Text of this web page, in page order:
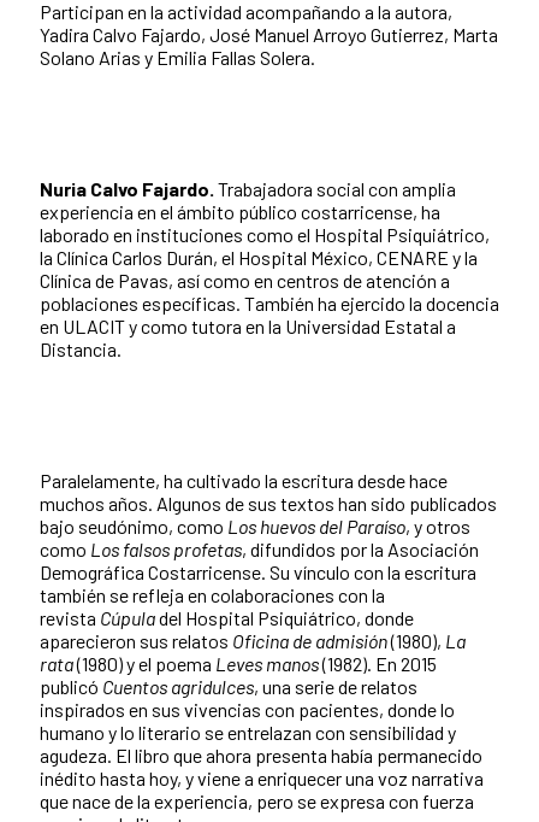
Participan en la actividad acompañando a la autora,
Yadira Calvo Fajardo, José Manuel Arroyo Gutierrez, Marta
Solano Arias y Emilia Fallas Solera.
Nuria Calvo Fajardo. Trabajadora social con amplia
experiencia en el ámbito público costarricense, ha
laborado en instituciones como el Hospital Psiquiátrico,
la Clínica Carlos Durán, el Hospital México, CENARE y la
Clínica de Pavas, así como en centros de atención a
poblaciones específicas. También ha ejercido la docencia
en ULACIT y como tutora en la Universidad Estatal a
Distancia.
Paralelamente, ha cultivado la escritura desde hace
muchos años. Algunos de sus textos han sido publicados
bajo seudónimo, como Los huevos del Paraíso, y otros
como Los falsos profetas, difundidos por la Asociación
Demográfica Costarricense. Su vínculo con la escritura
también se refleja en colaboraciones con la
revista Cúpuladel Hospital Psiquiátrico, donde
aparecieron sus relatos Oficina de admisión(1980), La
rata(1980) y el poema Leves manos(1982). En 2015
publicó Cuentos agridulces, una serie de relatos
inspirados en sus vivencias con pacientes, donde lo
humano y lo literario se entrelazan con sensibilidad y
agudeza. El libro que ahora presenta había permanecido
inédito hasta hoy, y viene a enriquecer una voz narrativa
que nace de la experiencia, pero se expresa con fuerza